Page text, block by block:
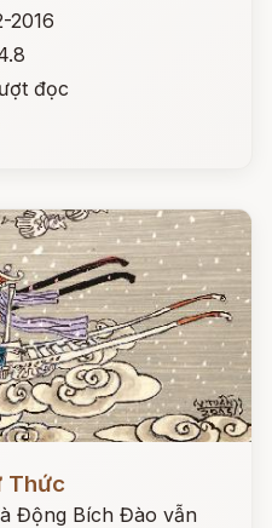
2016
đọc
Thức
Động Bích Đào vẫn